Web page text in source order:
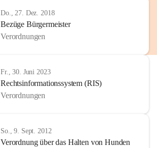
Do., 27. Dez. 2018
Bezüge Bürgermeister
Verordnungen
Fr., 30. Juni 2023
Rechtsinformationssystem (RIS)
Verordnungen
So., 9. Sept. 2012
Verordnung über das Halten von Hunden